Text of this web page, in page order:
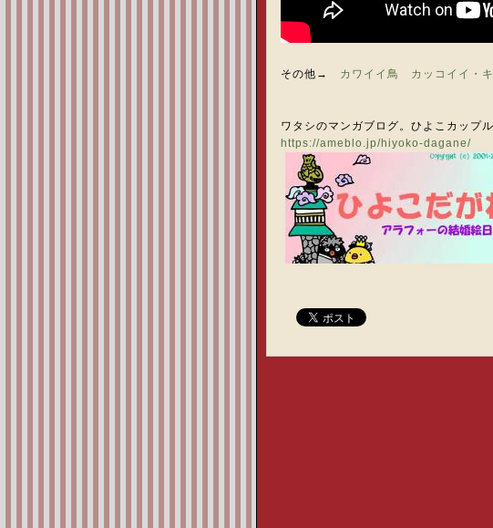
その他→ カワイイ鳥 カッコイイ・
ワタシのマンガブログ。ひよこカップ
https://ameblo.jp/hiyoko-dagane/